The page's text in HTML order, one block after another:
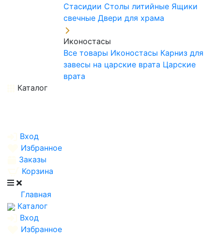
Стасидии Столы литийные Ящики
свечные Двери для храма
Иконостасы
Все товары Иконостасы Карниз для
завесы на царские врата Царские
врата
Каталог
Вход
Избранное
Заказы
Корзина
Главная
Каталог
Вход
Избранное